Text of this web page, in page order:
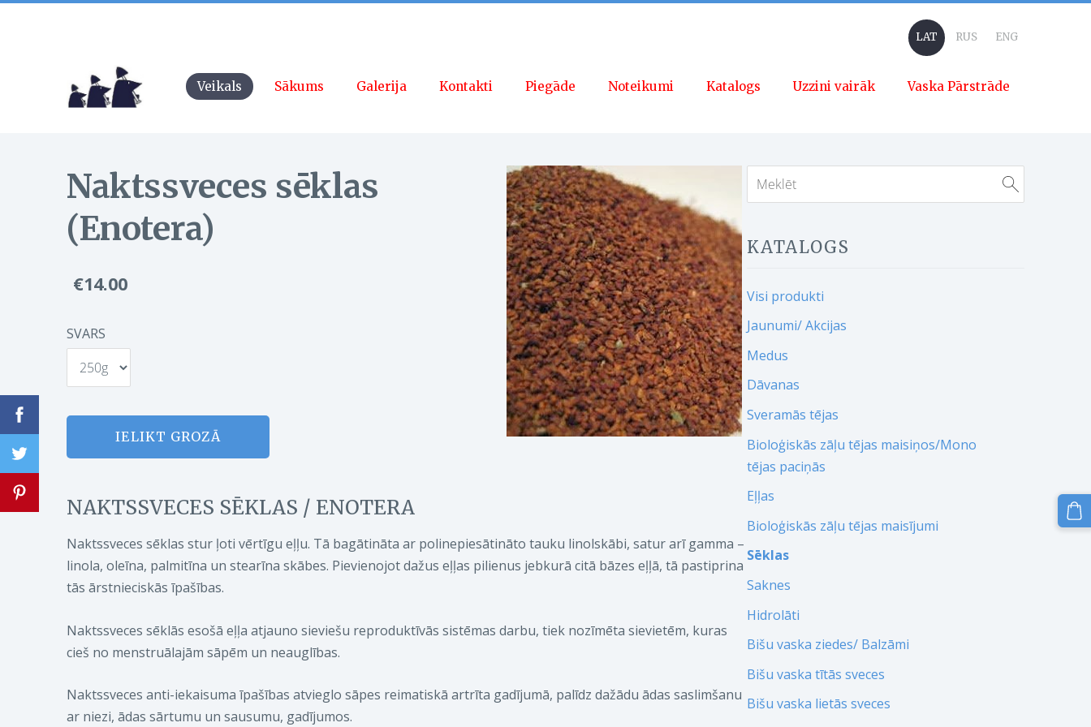
Veikals Sākums Galerija Kontakti Piegāde Noteikumi Katalogs Uzzini vairāk Vaska Pārstrāde
LAT RUS ENG
KATALOGS
Visi produkti
Jaunumi/ Akcijas
Medus
Dāvanas
Sveramās tējas
Bioloģiskās zāļu tējas maisiņos/Mono
tējas paciņās
Eļļas
Bioloģiskās zāļu tējas maisījumi
Sēklas
Saknes
Hidrolāti
Bišu vaska ziedes/ Balzāmi
Bišu vaska tītās sveces
Bišu vaska lietās sveces
Naktssveces sēklas
(Enotera)
€14.00
SVARS
IELIKT GROZĀ
NAKTSSVECES SĒKLAS / ENOTERA
Naktssveces sēklas stur ļoti vērtīgu eļļu. Tā bagātināta ar polinepiesātināto tauku linolskābi, satur arī gamma –
linola, oleīna, palmitīna un stearīna skābes. Pievienojot dažus eļļas pilienus jebkurā citā bāzes eļļā, tā pastiprina
tās ārstnieciskās īpašības.
Naktssveces sēklās esošā eļļa atjauno sieviešu reproduktīvās sistēmas darbu, tiek nozīmēta sievietēm, kuras
cieš no menstruālajām sāpēm un neauglības.
Naktssveces anti-iekaisuma īpašības atvieglo sāpes reimatiskā artrīta gadījumā, palīdz dažādu ādas saslimšanu
ar niezi, ādas sārtumu un sausumu, gadījumos.